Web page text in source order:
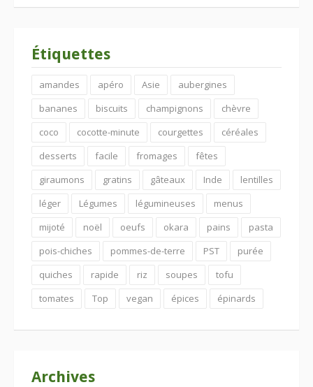
Étiquettes
amandes apéro Asie
aubergines
bananes
biscuits champignons
chèvre
coco
cocotte-minute courgettes
céréales
desserts
facile fromages
fêtes
giraumons
gratins gâteaux Inde
lentilles
léger
Légumes légumineuses
menus
mijoté
noël oeufs okara pains
pasta
pois-chiches
pommes-de-terre PST
purée
quiches
rapide riz soupes
tofu
tomates
Top vegan épices épinards
Archives